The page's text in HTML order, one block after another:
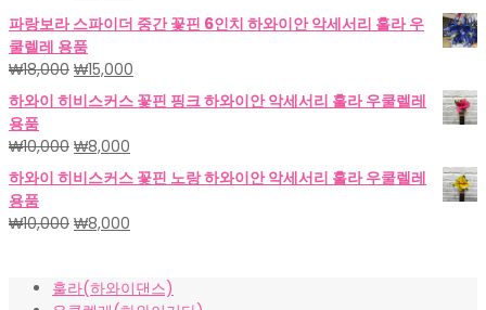
₩18,000.₩15,000.
래
가
격:
₩18,000.
재
가
₩15,000.
파랑보라 스파이더 중간 꽃핀 6인치 하와이안 악세서리 훌라 우
쿨렐레 용품
₩18,000 원
래
가
격:
₩18,000.
₩15,000
재
가
하와이 히비스커스 꽃핀 핑크 하와이안 악세서리 훌라 우쿨렐레
용품
₩10,000 원
래
가
격:
₩10,000.
₩8,000
재
가
₩8,000.
하와이 히비스커스 꽃핀 노랑 하와이안 악세서리 훌라 우쿨렐레
용품
₩10,000 원
격:
₩8,000
격:
훌라(하와이댄스)